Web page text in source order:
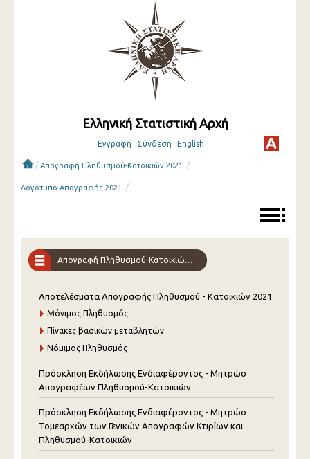
Ελληνική Στατιστική Αρχή
Εγγραφή Σύνδεση English
/ Απογραφή Πληθυσμού-Κατοικιών 2021 /
Λογότυπο Απογραφής 2021 /
Απογραφή Πληθυσμού-Κατοικιών 2021
Αποτελέσματα Απογραφής Πληθυσμού - Κατοικιών 2021
Μόνιμος Πληθυσμός
Πίνακες βασικών μεταβλητών
Νόμιμος Πληθυσμός
Πρόσκληση Εκδήλωσης Ενδιαφέροντος - Μητρώο
Απογραφέων Πληθυσμού-Κατοικιών
Πρόσκληση Εκδήλωσης Ενδιαφέροντος - Μητρώο
Τομεαρχών των Γενικών Απογραφών Κτιρίων και
Πληθυσμού-Κατοικιών